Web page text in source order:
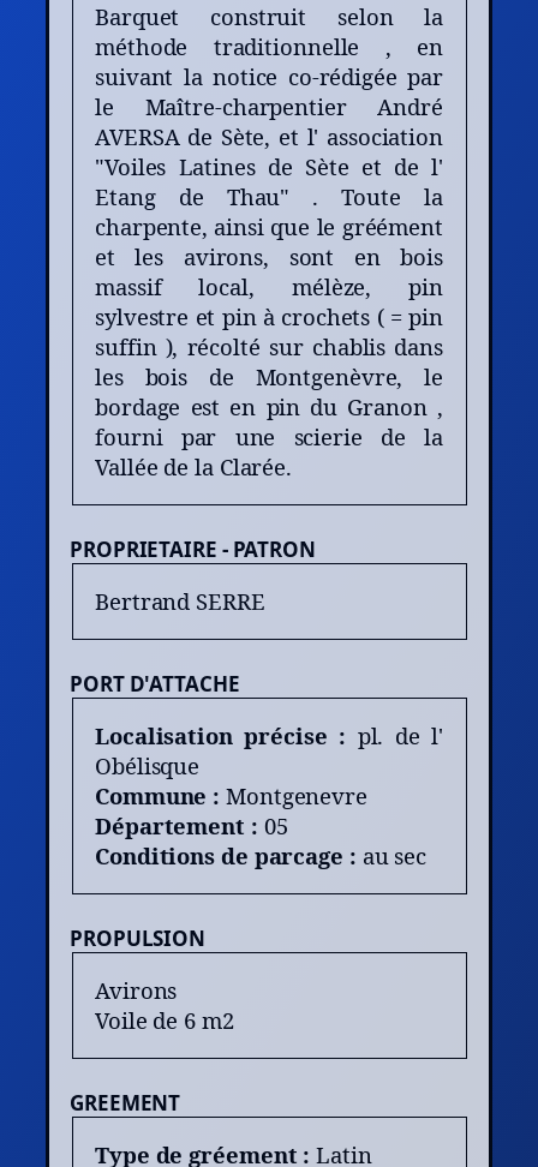
Barquet construit selon la
méthode traditionnelle , en
suivant la notice co-rédigée par
le Maître-charpentier André
AVERSA de Sète, et l' association
"Voiles Latines de Sète et de l'
Etang de Thau" . Toute la
charpente, ainsi que le gréément
et les avirons, sont en bois
massif local, mélèze, pin
sylvestre et pin à crochets ( = pin
suffin ), récolté sur chablis dans
les bois de Montgenèvre, le
bordage est en pin du Granon ,
fourni par une scierie de la
Vallée de la Clarée.
PROPRIETAIRE - PATRON
Bertrand SERRE
PORT D'ATTACHE
Localisation précise : pl. de l'
Obélisque
Commune : Montgenevre
Département : 05
Conditions de parcage : au sec
PROPULSION
Avirons
Voile de 6 m2
GREEMENT
Type de gréement :Latin